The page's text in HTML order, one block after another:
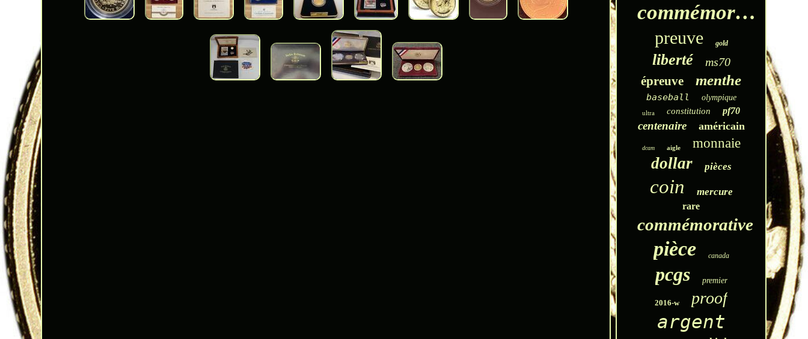
commémoratif
preuve gold
liberté ms70
épreuve menthe
baseball olympique
ultra constitution pf70
centenaire américain
dcam aigle monnaie
dollar pièces
coin mercure
rare
commémorative
pièce canada
pcgs premier
2016-w proof
argent